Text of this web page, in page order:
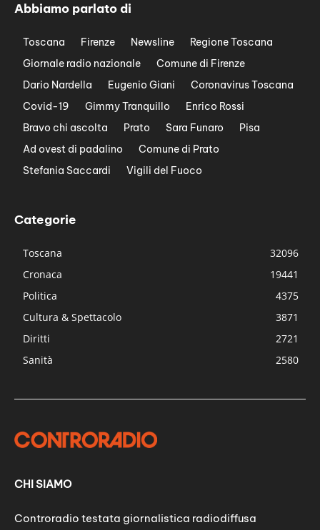
Abbiamo parlato di
Toscana Firenze Newsline
Regione Toscana
Giornale radio nazionale
Comune di Firenze
Dario Nardella
Eugenio Giani
Coronavirus Toscana
Covid-19
Gimmy Tranquillo
Enrico Rossi
Bravo chi ascolta
Prato Sara Funaro
Pisa
Ad ovest di padalino
Comune di Prato
Stefania Saccardi
Vigili del Fuoco
Categorie
Toscana
32096
Cronaca
19441
Politica
4375
Cultura & Spettacolo
3871
Diritti
2721
Sanità
2580
CHI SIAMO
Controradio testata giornalistica radiodiffusa